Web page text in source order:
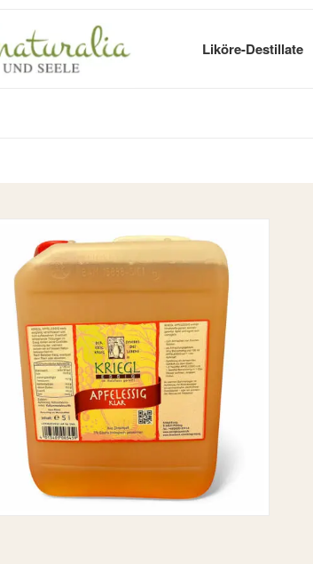
Liköre-Destillate